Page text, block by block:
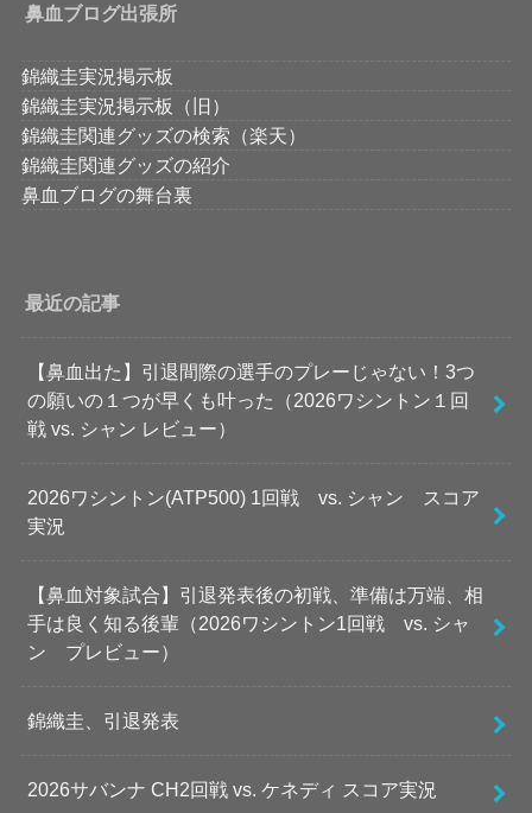
鼻血ブログ出張所
錦織圭実況掲示板
錦織圭実況掲示板（旧）
錦織圭関連グッズの検索（楽天）
錦織圭関連グッズの紹介
鼻血ブログの舞台裏
最近の記事
【鼻血出た】引退間際の選手のプレーじゃない！3つ
の願いの１つが早くも叶った（2026ワシントン１回
戦 vs. シャン レビュー）
2026ワシントン(ATP500) 1回戦 vs. シャン スコア
実況
【鼻血対象試合】引退発表後の初戦、準備は万端、相
手は良く知る後輩（2026ワシントン1回戦 vs. シャ
ン プレビュー）
錦織圭、引退発表
2026サバンナ CH2回戦 vs. ケネディ スコア実況